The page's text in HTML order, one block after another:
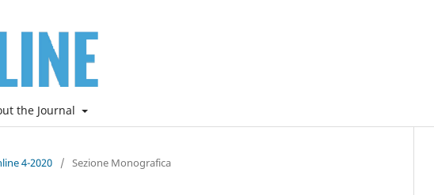
the Journal
4-2020 / Sezione Monografica